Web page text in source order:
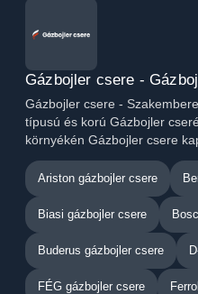
Gázbojler csere -
Gázbojler csere -
típusú és korú Gázbojler
környékén Gázbojler csere
Ariston gázbojler csere
Biasi gázbojler csere
Buderus gázbojler csere
FÉG gázbojler csere